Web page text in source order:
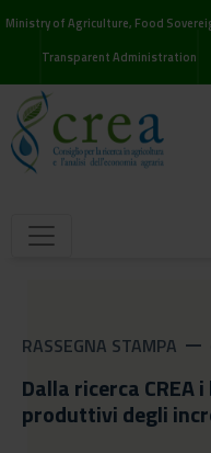
Ministry of Agriculture, Food
Transparent Administration
RASSEGNA STAMPA remove
Dalla ricerca
produttivi degli